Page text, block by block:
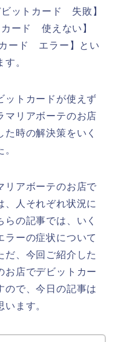
ットカード 失敗】
カード 使えない】
カード エラー】とい
。
ットカードが使えず
マリアボーテのお店
時の解決策をいく
リアボーテのお店で
、人それぞれ状況に
の記事では、いく
ラーの症状について
だ、今回ご紹介した
お店でデビットカー
ので、今日の記事は
ます。